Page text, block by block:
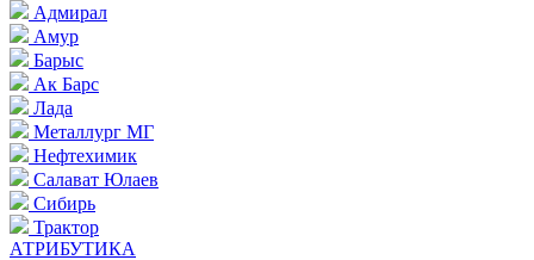
Адмирал
Амур
Барыс
Ак Барс
Лада
Металлург МГ
Нефтехимик
Салават Юлаев
Сибирь
Трактор
АТРИБУТИКА